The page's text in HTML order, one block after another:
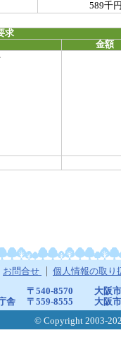
589千
求
金額
お問合せ 個人情報の取り
〒540-8570
大阪
舎
〒559-8555
大阪
© Copyright 2003-